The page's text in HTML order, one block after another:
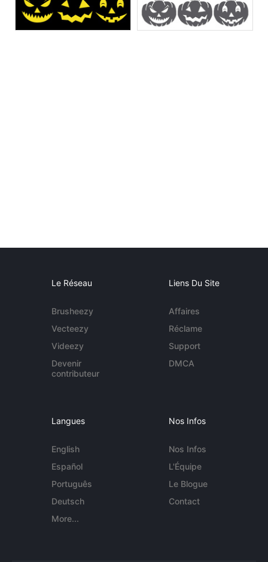
Le Réseau
Brusheezy
Vecteezy
Videezy
Devenir
contributeur
Liens Du Site
Affaires
Réclame
Support
DMCA
Langues
English
Español
Português
Deutsch
More...
Nos Infos
Nos Infos
L'Équipe
Le Blogue
Contact